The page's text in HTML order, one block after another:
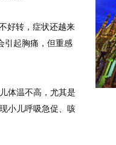
好转，症状还越来
引起胸痛，但重感
体温不高，尤其是
小儿呼吸急促、咳